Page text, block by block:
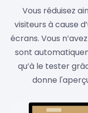
Vous réduisez
visiteurs à cause
écrans. Vous
sont
qu’à le tester
donne